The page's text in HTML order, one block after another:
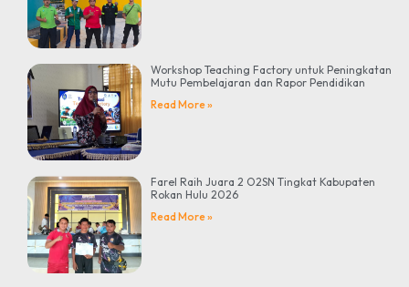
Workshop Teaching Factory untuk Peningkatan
Mutu Pembelajaran dan Rapor Pendidikan
Read More »
Farel Raih Juara 2 O2SN Tingkat Kabupaten
Rokan Hulu 2026
Read More »